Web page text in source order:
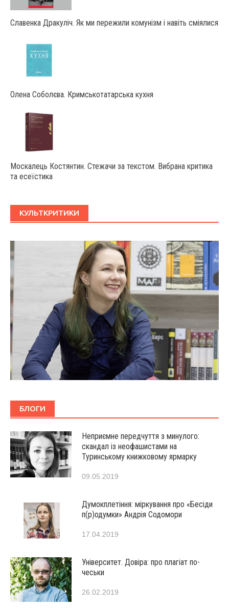
Славенка Дракуліч. Як ми пережили комунізм і навіть сміялися
Олена Соболєва. Кримськотатарська кухня
Москалець Костянтин. Стежачи за текстом. Вибрана критика
та есеїстика
КУЛЬТКРИТИКИ
БЛОГИ
Неприємне передчуття з минулого:
скандал із неофашистами на
Туринському книжковому ярмарку
09.05.2019
Думокплетіння: міркування про «Бесіди
п(р)одумки» Андрія Содомори
17.04.2019
Університет. Довіра: про плагіат по-
чеськи
26.02.2019